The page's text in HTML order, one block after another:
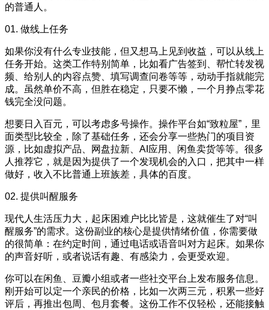
的普通人。
01. 做线上任务
如果你没有什么专业技能，但又想马上见到收益，可以从线上
任务开始。这类工作特别简单，比如看广告签到、帮忙转发视
频、给别人的内容点赞、填写调查问卷等等，动动手指就能完
成。虽然单价不高，但胜在稳定，只要不懒，一个月挣点零花
钱完全没问题。
想要日入百元，可以考虑多号操作。操作平台如“致粒屋”，里
面类型比较全，除了基础任务，还会分享一些热门的项目资
源，比如虚拟产品、网盘拉新、AI应用、闲鱼卖货等等。很多
人推荐它，就是因为提供了一个发现机会的入口，把其中一样
做好，收入不比普通上班族差，具体的百度。
02. 提供叫醒服务
现代人生活压力大，起床困难户比比皆是，这就催生了对“叫
醒服务”的需求。这份副业的核心是提供情绪价值，你需要做
的很简单：在约定时间，通过电话或语音叫对方起床。如果你
的声音好听，或者说话有趣、有感染力，会更受欢迎。
你可以在闲鱼、豆瓣小组或者一些社交平台上发布服务信息。
刚开始可以定一个亲民的价格，比如一次两三元，积累一些好
评后，再推出包周、包月套餐。这份工作不仅轻松，还能接触